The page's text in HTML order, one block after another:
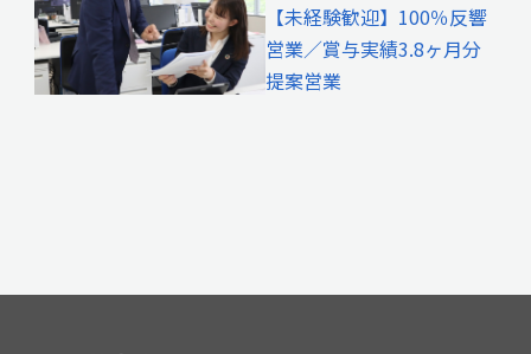
【未経験歓迎】100％反響
営業／賞与実績3.8ヶ月分
提案営業